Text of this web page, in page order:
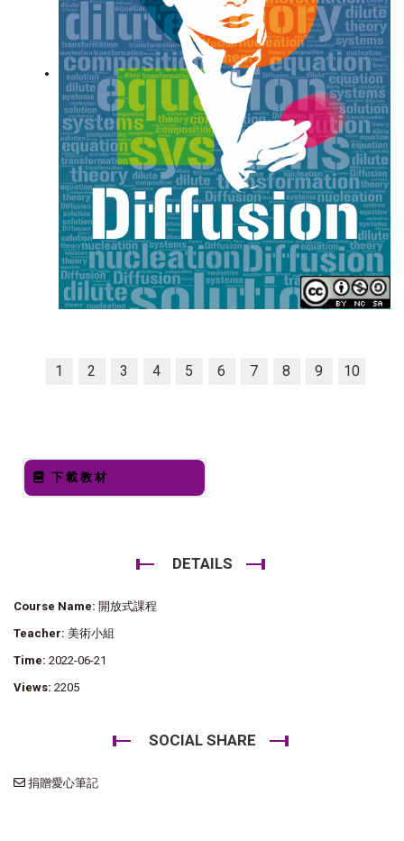
1 2 3 4 5 6 7 8 9 10
下載教材
DETAILS
Course Name: 開放式課程
Teacher: 美術小組
Time: 2022-06-21
Views: 2205
SOCIAL SHARE
捐贈愛心筆記